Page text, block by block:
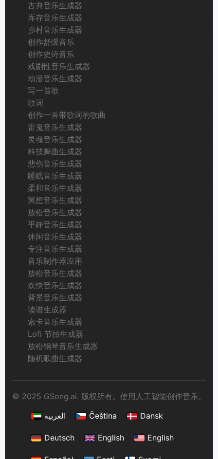
古典音乐生成器
库存音乐生成器
乡村音乐生成器
创作舒缓音乐
创作史诗音乐
戏剧性音乐生成器
动漫音乐生成器
写一首歌
歌词
创作一首带歌词的歌曲
雷鬼音乐生成器
灵魂音乐生成器
科技舞曲生成器
悲伤音乐生成器
睡眠音乐生成器
柔和音乐生成器
冥想音乐生成器
放松音乐生成器
平静音乐生成器
休闲音乐生成器
专注音乐生成器
音乐制作器应用
放松音乐生成器
欢快音乐生成器
背景音乐生成器
读谱生成器
索卡音乐生成器
Lofi 节拍生成器
放松钢琴音乐生成器
随机歌曲生成器
© 2025 GSong.ai. 版权所有。使用人工智能创作音乐。
العربية
Čeština Dansk
Deutsch English English